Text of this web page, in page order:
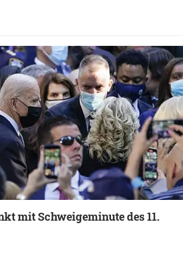
mit Schweigeminute des 11.